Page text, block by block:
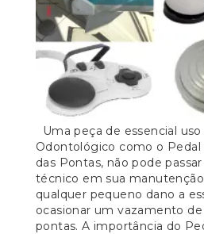
Uma peça de essencial
Odontológico como o
das Pontas, não pode
técnico em sua
qualquer pequeno dano a
ocasionar um vazamento
pontas. A importância do